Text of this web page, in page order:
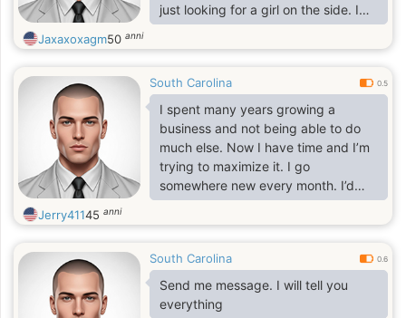
just looking for a girl on the side. I
would prefer a REAL connection built
from a friendship into a serious
minded, intelligent, funny and fun.I
enjoy meeting new people,
conversation, politics, sports,
movies, music, and more
Jaxaxoxagm50 anni
South Carolina 0.5
I spent many years growing a
business and not being able to do
much else. Now I have time and I’m
trying to maximize it. I go
somewhere new every month. I’d
love to have someone to bring with
me.
Jerry41145 anni
South Carolina 0.6
Send me message. I will tell you
everything